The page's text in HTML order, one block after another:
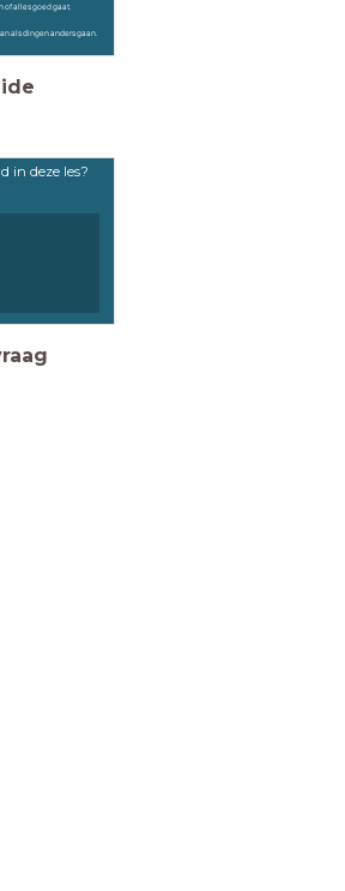
of alles goed gaat.
als dingen anders gaan.
in deze les?